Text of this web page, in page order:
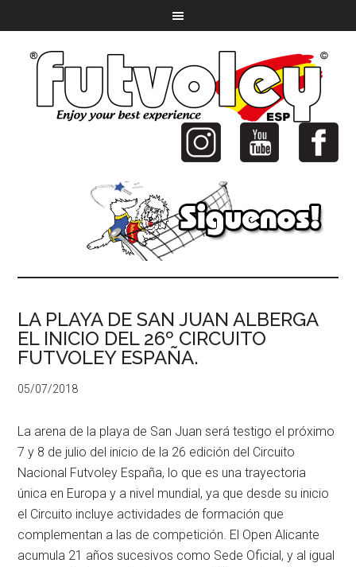
LA PLAYA DE SAN JUAN ALBERGA
EL INICIO DEL 26º CIRCUITO
FUTVOLEY ESPAÑA.
05/07/2018
La arena de la playa de San Juan será testigo el próximo
7 y 8 de julio del inicio de la 26 edición del Circuito
Nacional Futvoley España, lo que es una trayectoria
única en Europa y a nivel mundial, ya que desde su inicio
el Circuito incluye actividades de formación que
complementan a las de competición. El Open Alicante
acumula 21 años sucesivos como Sede Oficial, y al igual